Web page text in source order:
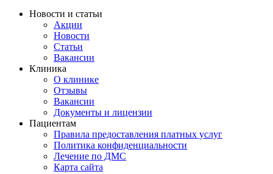
Новости и статьи
Акции
Новости
Статьи
Вакансии
Клиника
О клинике
Отзывы
Вакансии
Документы и лицензии
Пациентам
Правила предоставления платных услуг
Политика конфиденциальности
Лечение по ДМС
Карта сайта